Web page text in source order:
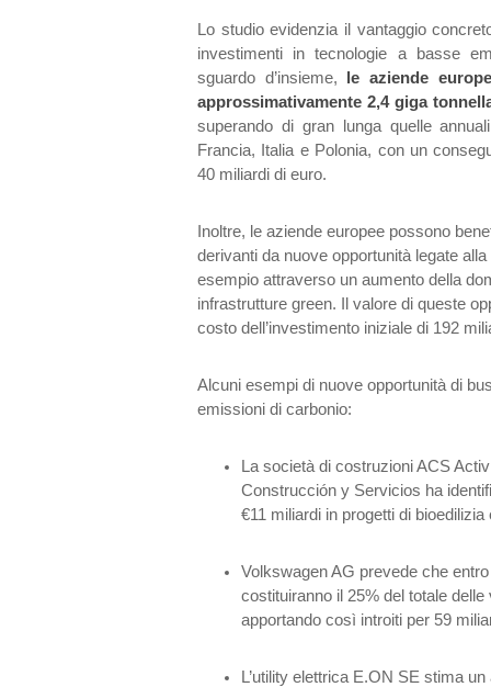
Lo studio evidenzia il vantaggio
investimenti in tecnologie a basse
sguardo d’insieme, le aziende
approssimativamente 2,4 giga
superando di gran lunga quelle
Francia, Italia e Polonia, con un
40 miliardi di euro.
Inoltre, le aziende europee possono
derivanti da nuove opportunità legate
esempio attraverso un aumento della
infrastrutture green. Il valore di queste
costo dell’investimento iniziale di 192
Alcuni esempi di nuove opportunità di
emissioni di carbonio:
La società di costruzioni ACS
Construcción y Servicios ha
€11 miliardi in progetti di
Volkswagen AG prevede che
costituiranno il 25% del totale delle
apportando così introiti per 59
L’utility elettrica E.ON SE stima